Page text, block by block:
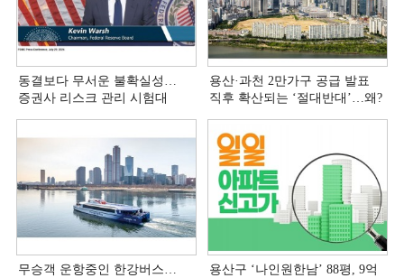
동결보다 무서운 불확실성…
증권사 리스크 관리 시험대
용산·과천 2만가구 공급 발표
직후 확산되는 ‘절대반대’…왜?
무승객 운항중인 한강버스…
용산구 ‘나인원한남’ 88평, 9억